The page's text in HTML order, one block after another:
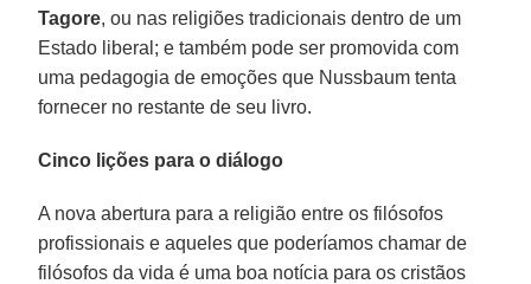
Tagore, ou nas religiões tradicionais dentro de um
Estado liberal; e também pode ser promovida com
uma pedagogia de emoções que Nussbaum tenta
fornecer no restante de seu livro.
Cinco lições para o diálogo
A nova abertura para a religião entre os filósofos
profissionais e aqueles que poderíamos chamar de
filósofos da vida é uma boa notícia para os cristãos